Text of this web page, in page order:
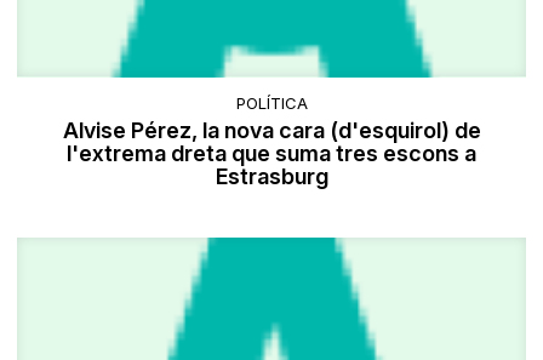
POLÍTICA
Alvise Pérez, la nova cara (d'esquirol) de
l'extrema dreta que suma tres escons a
Estrasburg